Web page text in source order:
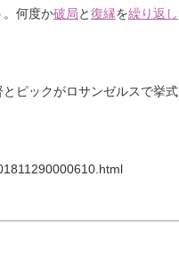
。何度か破局と復縁を繰り返し
ピックがロサンゼルスで挙